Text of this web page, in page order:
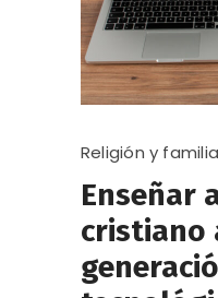
Religión y familia
Enseñar
cristiano